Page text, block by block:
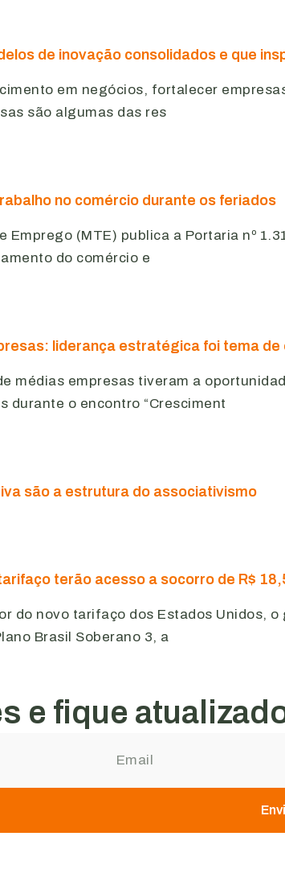
de inovação consolidados e que
em negócios, fortalecer
são algumas das res
no comércio durante os feriados
Emprego (MTE) publica a Portaria nº
do comércio e
liderança estratégica foi tema de
médias empresas tiveram a
durante o encontro “Cresciment
são a estrutura do associativismo
terão acesso a socorro de R$
do novo tarifaço dos Estados Unidos,
Brasil Soberano 3, a
e fique